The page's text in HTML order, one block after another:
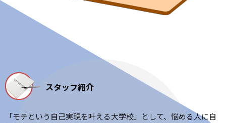
スタッフ紹介
「モテという自己実現を叶える大学校」として、悩める人に自